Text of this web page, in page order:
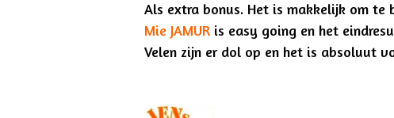
Als extra bonus. Het is makkelijk om te
Mie JAMUR is easy going en het
Velen zijn er dol op en het is absoluut